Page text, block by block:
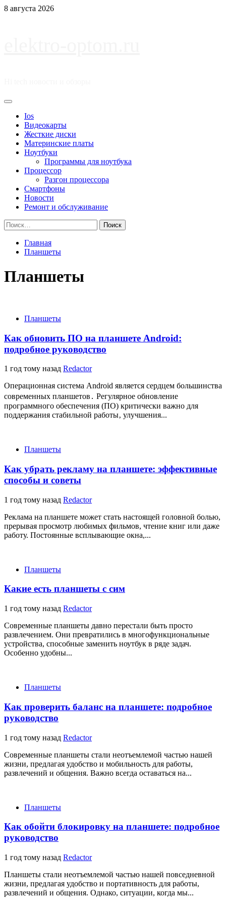
Перейти
8 августа 2026
Основное
Ios
Видеокарты
Жесткие диски
Материнские платы
Ноутбуки
Программы для ноутбука
Процессор
Разгон процессора
Смартфоны
Новости
Ремонт и обслуживание
Найти:
Главная
Планшеты
Планшеты
Планшеты
Как обновить ПО на планшете Android:
подробное руководство
1 год тому назад Redactor
Операционная система Android является сердцем большинства
современных планшетов․ Регулярное обновление
программного обеспечения (ПО) критически важно для
поддержания стабильной работы‚ улучшения...
Планшеты
Как убрать рекламу на планшете: эффективные
способы и советы
1 год тому назад Redactor
Реклама на планшете может стать настоящей головной болью,
прерывая просмотр любимых фильмов, чтение книг или даже
работу. Постоянные всплывающие окна,...
Планшеты
Какие есть планшеты с сим
1 год тому назад Redactor
Современные планшеты давно перестали быть просто
развлечением. Они превратились в многофункциональные
устройства, способные заменить ноутбук в ряде задач.
Особенно удобны...
Планшеты
Как проверить баланс на планшете: подробное
руководство
1 год тому назад Redactor
Современные планшеты стали неотъемлемой частью нашей
жизни, предлагая удобство и мобильность для работы,
развлечений и общения. Важно всегда оставаться на...
Планшеты
Как обойти блокировку на планшете: подробное
руководство
1 год тому назад Redactor
Планшеты стали неотъемлемой частью нашей повседневной
жизни, предлагая удобство и портативность для работы,
развлечений и общения. Однако, ситуации, когда мы...